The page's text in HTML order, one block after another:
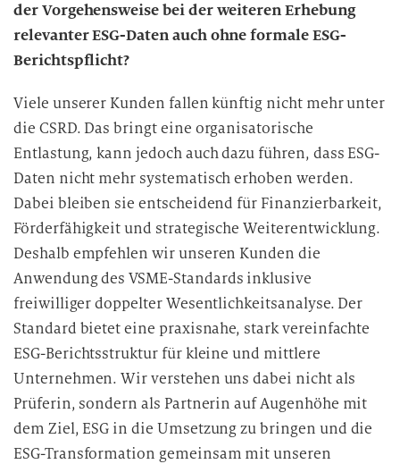
n
g
i
d
e
D
a
t
e
v
e
r
a
r
b
e
i
der Vorgehensweise bei der weiteren Erhebung
relevanter ESG-Daten auch ohne formale ESG-
Berichtspflicht?
Viele unserer Kunden fallen künftig nicht mehr unter
die CSRD. Das bringt eine organisatorische
Entlastung, kann jedoch auch dazu führen, dass ESG-
Daten nicht mehr systematisch erhoben werden.
Dabei bleiben sie entscheidend für Finanzierbarkeit,
Förderfähigkeit und strategische Weiterentwicklung.
Deshalb empfehlen wir unseren Kunden die
Anwendung des VSME-Standards inklusive
freiwilliger doppelter Wesentlichkeitsanalyse. Der
Standard bietet eine praxisnahe, stark vereinfachte
ESG-Berichtsstruktur für kleine und mittlere
Unternehmen. Wir verstehen uns dabei nicht als
Prüferin, sondern als Partnerin auf Augenhöhe mit
dem Ziel, ESG in die Umsetzung zu bringen und die
ESG-Transformation gemeinsam mit unseren